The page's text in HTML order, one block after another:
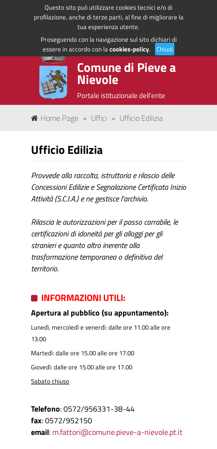
Questo sito può utilizzare cookies tecnici e/o di
profilazione, anche di terze parti, al fine di migliorare la
tua esperienza utente.
Proseguendo con la navigazione sul sito dichiari di
essere in accordo con lacookies-policy. Chiudi
Regione Toscana Accedi ai servizi
Comune di Pieve a
Nievole
Portale istituzionale dell'ente
Home Page » Uffici » Ufficio Edilizia
Ufficio Edilizia
Provvede alla raccolta, istruttoria e rilascio delle
Concessioni Edilizie e Segnalazione Certificata Inizio
Attività (S.C.I.A.) e ne gestisce l'archivio.
Rilascia le autorizzazioni per il passo carrabile, le
certificazioni di idoneità per gli alloggi per gli
stranieri e quanto altro inerente alla
trasformazione temporanea o definitiva del
territorio.
INFORMAZIONI UTILI:
Apertura al pubblico (su appuntamento):
Lunedì, mercoledì e venerdì: dalle ore 11.00 alle ore
13.00
Martedì: dalle ore 15.00 alle ore 17.00
Giovedì: dalle ore 15.00 alle ore 17.00
Sabato chiuso
Telefono: 0572/956331-38-44
fax: 0572/952150
email: m.fattori@comune.pieve-a-nievole.pt.it